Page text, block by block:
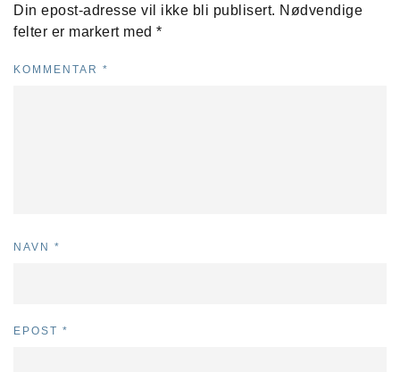
Din epost-adresse vil ikke bli publisert. Nødvendige
felter er markert med *
KOMMENTAR *
NAVN *
EPOST *